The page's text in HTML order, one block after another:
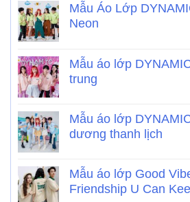
Mẫu Áo Lớp
Neon
Mẫu áo lớp
trung
Mẫu áo lớp
dương thanh lịch
Mẫu áo lớp Good
Friendship U Can